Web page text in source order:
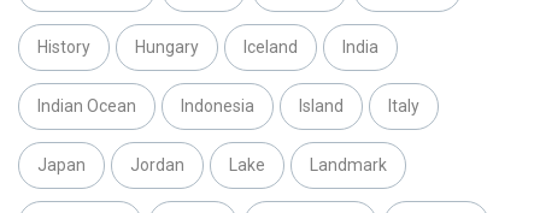
History Hungary Iceland India
Indian Ocean Indonesia Island Italy
Japan Jordan Lake Landmark